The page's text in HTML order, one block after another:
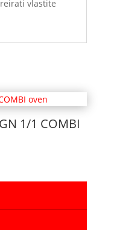
vlastite
1/1 COMBI